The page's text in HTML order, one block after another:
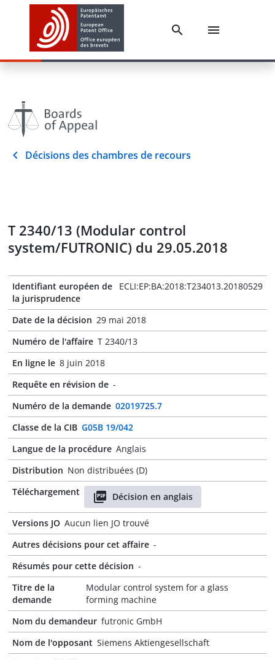
Décisions des chambres de recours
T 2340/13 (Modular control
system/FUTRONIC) du 29.05.2018
Identifiant européen de
la jurisprudence
ECLI:EP:BA:2018:T234013.20180529
Date de la décision 29 mai 2018
Numéro de l'affaire T 2340/13
En ligne le 8 juin 2018
Requête en révision de -
Numéro de la demande 02019725.7
Classe de la CIB G05B 19/042
Langue de la procédure Anglais
Distribution Non distribuées (D)
Téléchargement
Décision en anglais
Versions JO Aucun lien JO trouvé
Autres décisions pour cet affaire -
Résumés pour cette décision -
Titre de la
demande
Modular control system for a glass
forming machine
Nom du demandeur futronic GmbH
Nom de l'opposant Siemens Aktiengesellschaft